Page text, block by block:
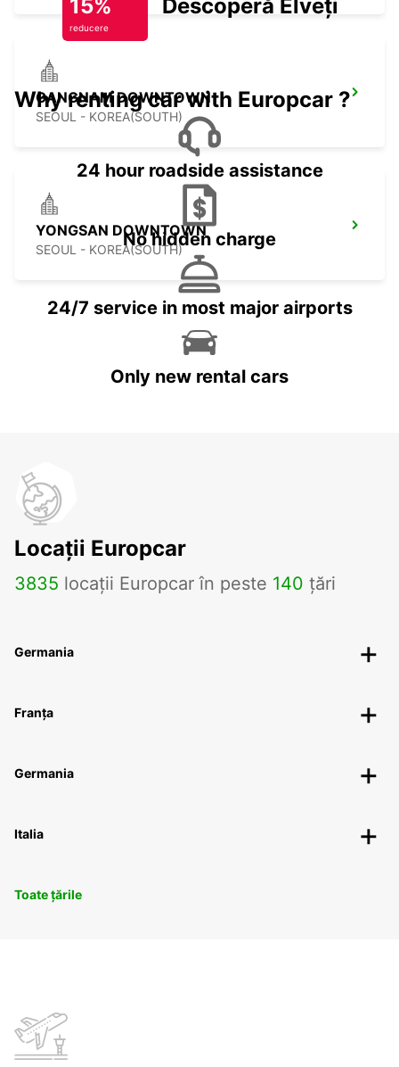
GANGNAM DOWNTOWN
SEOUL - KOREA(SOUTH)
YONGSAN DOWNTOWN
SEOUL - KOREA(SOUTH)
15%
reducere
Descoperă Elveția
Why renting car with Europcar ?
24 hour roadside assistance
No hidden charge
24/7 service in most major airports
Only new rental cars
Locații Europcar
3835 locații Europcar în peste 140 țări
Germania
Franța
Germania
Italia
Toate țările